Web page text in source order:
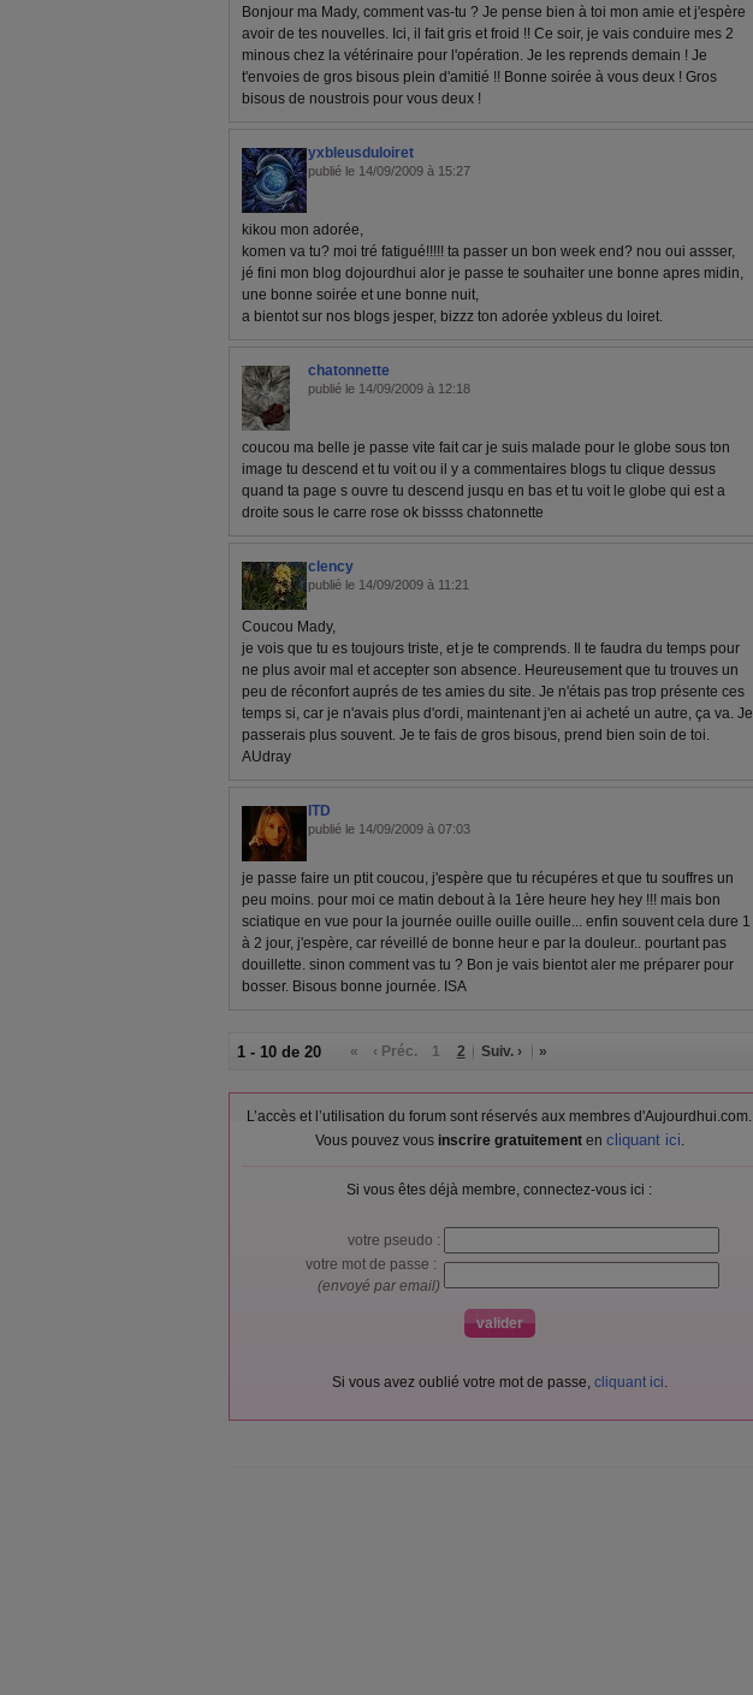
Bonjour ma Mady, comment vas-tu ? Je pense bien à toi mon amie et j'espère
avoir de tes nouvelles. Ici, il fait gris et froid !! Ce soir, je vais conduire mes 2
minous chez la vétérinaire pour l'opération. Je les reprends demain ! Je
t'envoies de gros bisous plein d'amitié !! Bonne soirée à vous deux ! Gros
bisous de noustrois pour vous deux !
yxbleusduloiret
publié le 14/09/2009 à 15:27
kikou mon adorée,
komen va tu? moi tré fatigué!!!!! ta passer un bon week end? nou oui assser,
jé fini mon blog dojourdhui alor je passe te souhaiter une bonne apres midin,
une bonne soirée et une bonne nuit,
a bientot sur nos blogs jesper, bizzz ton adorée yxbleus du loiret.
chatonnette
publié le 14/09/2009 à 12:18
coucou ma belle je passe vite fait car je suis malade pour le globe sous ton
image tu descend et tu voit ou il y a commentaires blogs tu clique dessus
quand ta page s ouvre tu descend jusqu en bas et tu voit le globe qui est a
droite sous le carre rose ok bissss chatonnette
clency
publié le 14/09/2009 à 11:21
Coucou Mady,
je vois que tu es toujours triste, et je te comprends. Il te faudra du temps pour
ne plus avoir mal et accepter son absence. Heureusement que tu trouves un
peu de réconfort auprés de tes amies du site. Je n'étais pas trop présente ces
temps si, car je n'avais plus d'ordi, maintenant j'en ai acheté un autre, ça va. Je
passerais plus souvent. Je te fais de gros bisous, prend bien soin de toi.
AUdray
ITD
publié le 14/09/2009 à 07:03
je passe faire un ptit coucou, j'espère que tu récupéres et que tu souffres un
peu moins. pour moi ce matin debout à la 1ère heure hey hey !!! mais bon
sciatique en vue pour la journée ouille ouille ouille... enfin souvent cela dure 1
à 2 jour, j'espère, car réveillé de bonne heur e par la douleur.. pourtant pas
douillette. sinon comment vas tu ? Bon je vais bientot aler me préparer pour
bosser. Bisous bonne journée. ISA
1 - 10 de 20 « ‹ Préc. 1 2 Suiv. › »
L’accès et l’utilisation du forum sont réservés aux membres d'Aujourdhui.com.
Vous pouvez vous inscrire gratuitementen cliquant ici.
Si vous êtes déjà membre, connectez-vous ici :
votre pseudo :
votre mot de passe :
(envoyé par email)
Si vous avez oublié votre mot de passe, cliquant ici.